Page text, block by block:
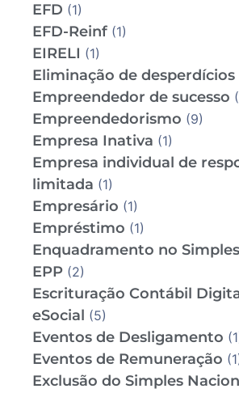
EFD (1)
EFD-Reinf (1)
EIRELI (1)
Eliminação de desperdícios
Empreendedor de sucesso
Empreendedorismo (9)
Empresa Inativa (1)
Empresa individual de
limitada (1)
Empresário (1)
Empréstimo (1)
Enquadramento no
EPP (2)
Escrituração Contábil
eSocial (5)
Eventos de Desligamento
Eventos de Remuneração
Exclusão do Simples